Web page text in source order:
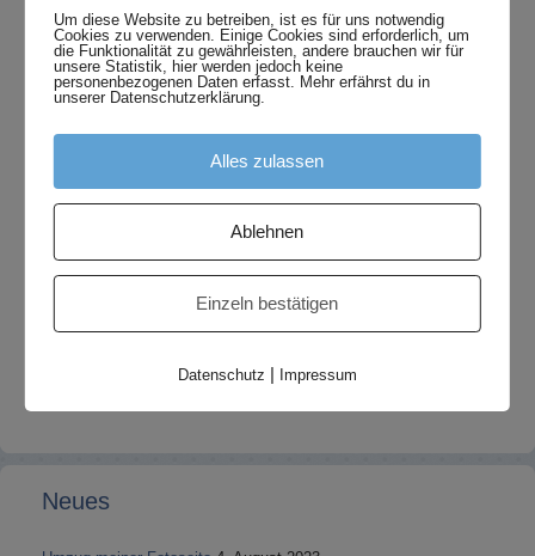
Neues
Um diese Website zu betreiben, ist es für uns notwendig
Cookies zu verwenden. Einige Cookies sind erforderlich, um
die Funktionalität zu gewährleisten, andere brauchen wir für
unsere Statistik, hier werden jedoch keine
personenbezogenen Daten erfasst. Mehr erfährst du in
unserer Datenschutzerklärung.
Alles zulassen
Ablehnen
Einzeln bestätigen
Datenschutz | Impressum